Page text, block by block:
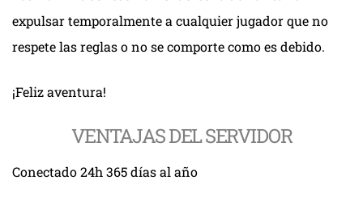
expulsar temporalmente a cualquier jugador que no
respete las reglas o no se comporte como es debido.
¡Feliz aventura!
VENTAJAS DEL SERVIDOR
Conectado 24h 365 días al año